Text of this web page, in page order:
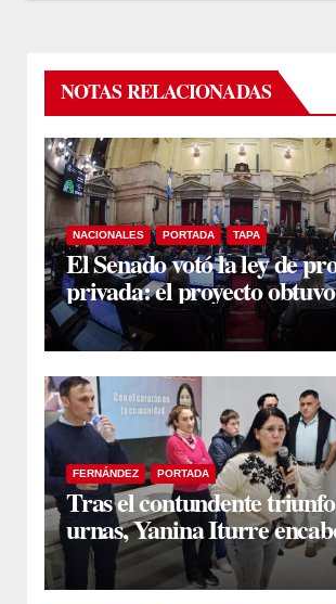
NOTAS RELACIONADAS
NACIONALES PORTADA TAPA
El Senado votó la ley de
privada: el proyecto
sanción
FERNÁNDEZ PORTADA
Tras el contundente
urnas, Yanina Iturre
encuentro con vecinos y
en Fernández